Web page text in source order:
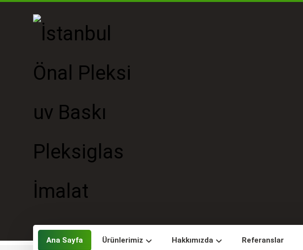
Ana Sayfa Ürünlerimiz Hakkımızda Referanslar